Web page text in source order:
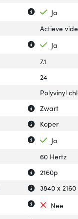
Uitleg over
Verberg
Ja
Actieve
Uitleg over
Verberg
Ja
7.1
24
Polyvinyl
Uitleg over
Verberg
Zwart
Uitleg over
Verberg
Koper
Uitleg over '3D'
Verberg uitleg
Ja
60 Hertz
Uitleg over
Verberg
2160p
Uitleg over
Verberg
3840 x 2160
Uitleg over
VerbergNee